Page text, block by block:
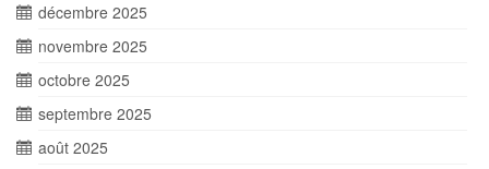
décembre 2025
novembre 2025
octobre 2025
septembre 2025
août 2025